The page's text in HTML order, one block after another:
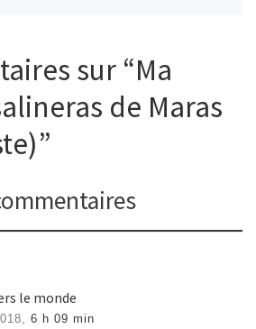
sur “Ma
de Maras
le monde
6 h 09 min